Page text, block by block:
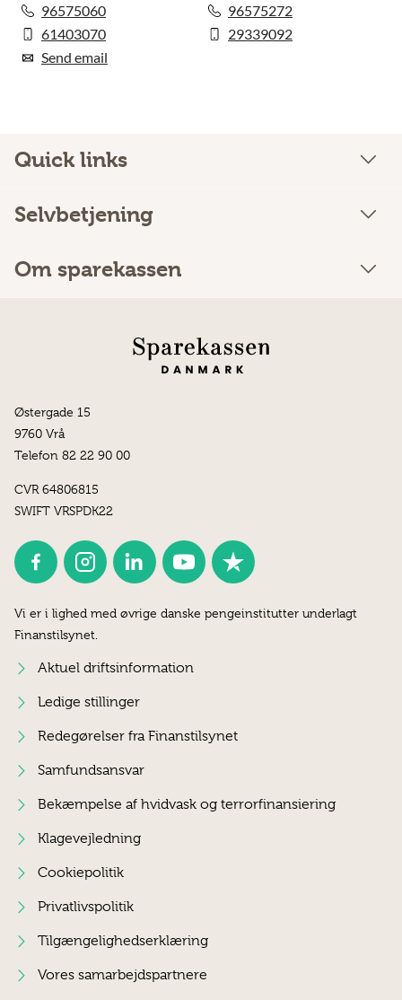
96575060
61403070
Send email
96575272
29339092
Quick links
Selvbetjening
Om sparekassen
Østergade 15
9760 Vrå
Telefon 82 22 90 00
CVR 64806815
SWIFT VRSPDK22
Vi er i lighed med øvrige danske pengeinstitutter underlagt
Finanstilsynet.
Aktuel driftsinformation
Ledige stillinger
Redegørelser fra Finanstilsynet
Samfundsansvar
Bekæmpelse af hvidvask og terrorfinansiering
Klagevejledning
Cookiepolitik
Privatlivspolitik
Tilgængelighedserklæring
Vores samarbejdspartnere